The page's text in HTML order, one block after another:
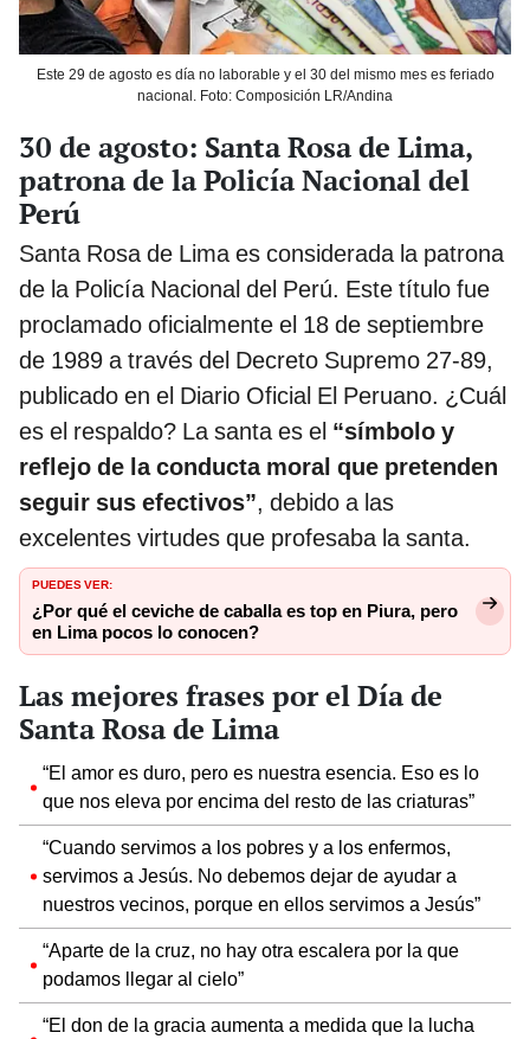
Este 29 de agosto es día no laborable y el 30 del mismo mes es feriado
nacional. Foto: Composición LR/Andina
30 de agosto: Santa Rosa de Lima,
patrona de la Policía Nacional del
Perú
Santa Rosa de Lima es considerada la patrona
de la Policía Nacional del Perú. Este título fue
proclamado oficialmente el 18 de septiembre
de 1989 a través del Decreto Supremo 27-89,
publicado en el Diario Oficial El Peruano. ¿Cuál
es el respaldo? La santa es el “símbolo y
reflejo de la conducta moral que pretenden
seguir sus efectivos”, debido a las
excelentes virtudes que profesaba la santa.
PUEDES VER:
¿Por qué el ceviche de caballa es top en Piura, pero
en Lima pocos lo conocen?
Las mejores frases por el Día de
Santa Rosa de Lima
“El amor es duro, pero es nuestra esencia. Eso es lo
que nos eleva por encima del resto de las criaturas”
“Cuando servimos a los pobres y a los enfermos,
servimos a Jesús. No debemos dejar de ayudar a
nuestros vecinos, porque en ellos servimos a Jesús”
“Aparte de la cruz, no hay otra escalera por la que
podamos llegar al cielo”
“El don de la gracia aumenta a medida que la lucha